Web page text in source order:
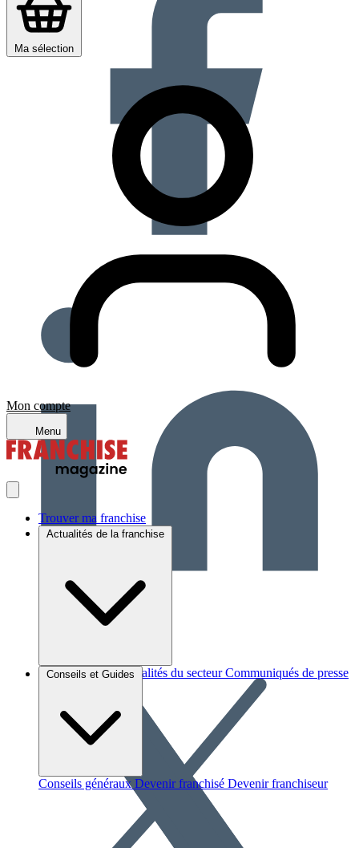
Ma sélection
Mon compte
Menu
Trouver ma franchise
Actualités de la franchise
Brèves et actus Actualités du secteur Communiqués de presse
Conseils et Guides
Conseils généraux Devenir franchisé Devenir franchiseur